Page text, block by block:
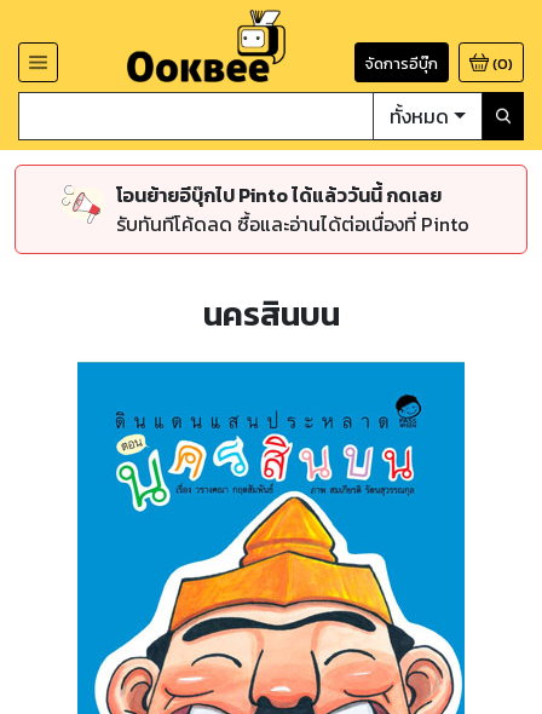
จัดการอีบุ๊ก (0)
ทั้งหมด
โอนย้ายอีบุ๊กไป Pinto ได้แล้ววันนี้ กดเลย
รับทันทีโค้ดลด ซื้อและอ่านได้ต่อเนื่องที่ Pinto
นครสินบน